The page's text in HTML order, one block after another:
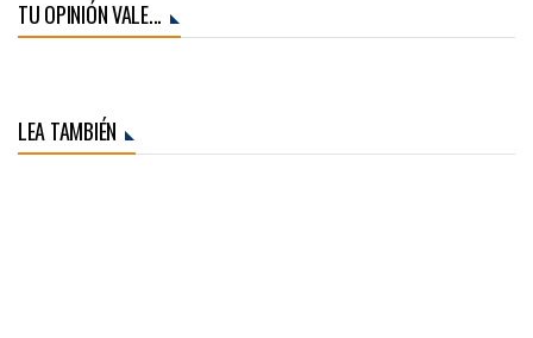
TU OPINIÓN VALE...
LEA TAMBIÉN